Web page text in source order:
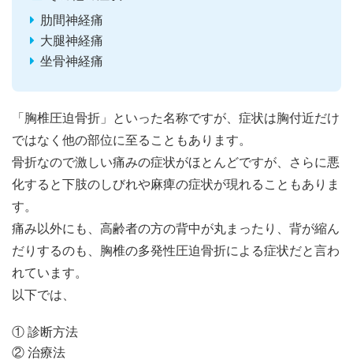
肋間神経痛
大腿神経痛
坐骨神経痛
「胸椎圧迫骨折」といった名称ですが、症状は胸付近だけ
ではなく他の部位に至ることもあります。
骨折なので激しい痛みの症状がほとんどですが、さらに悪
化すると下肢のしびれや麻痺の症状が現れることもありま
す。
痛み以外にも、高齢者の方の背中が丸まったり、背が縮ん
だりするのも、胸椎の多発性圧迫骨折による症状だと言わ
れています。
以下では、
① 診断方法
② 治療法